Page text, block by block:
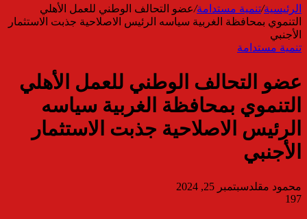
الرئيسية/تنمية مستدامة/عضو التحالف الوطني للعمل الأهلي
التنموي بمحافظة الغربية سياسه الرئيس الاصلاحية جذبت الاستثمار
الأجنبي
تنمية مستدامة
عضو التحالف الوطني للعمل الأهلي
التنموي بمحافظة الغربية سياسه
الرئيس الاصلاحية جذبت الاستثمار
الأجنبي
محمود مقلدسبتمبر 25, 2024
197